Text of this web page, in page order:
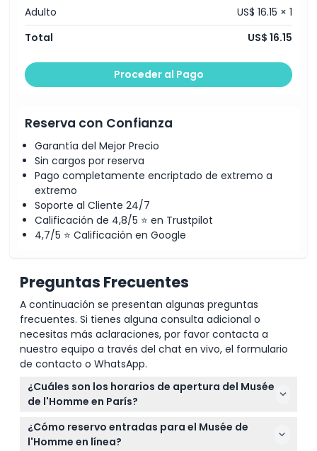
Inclusiones
Horario de Apertura
Cosas a Saber
Ubicación
Política de Cancelación
Adulto
US$ 16.15 × 1
Total
US$ 16.15
Proceder al Pago
Reserva con Confianza
Garantía del Mejor Precio
Sin cargos por reserva
Pago completamente encriptado de extremo a
extremo
Soporte al Cliente 24/7
Calificación de 4,8/5 ⭐ en Trustpilot
4,7/5 ⭐ Calificación en Google
Preguntas Frecuentes
A continuación se presentan algunas preguntas
frecuentes. Si tienes alguna consulta adicional o
necesitas más aclaraciones, por favor contacta a
nuestro equipo a través del chat en vivo, el formulario
de contacto o WhatsApp.
¿Cuáles son los horarios de apertura del Musée
de l'Homme en París?
El museo está abierto todos los días de 11 a.m. a 7
p.m., excepto los martes. La última admisión es a
¿Cómo reservo entradas para el Musée de
l'Homme en línea?